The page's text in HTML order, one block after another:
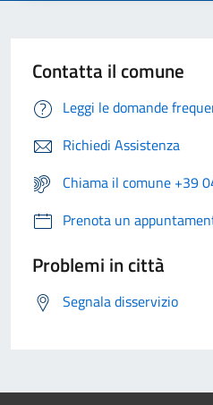
Contatta il comune
Leggi le domande
Richiedi Assistenza
Chiama il comune +39
Prenota un
Problemi in città
Segnala disservizio